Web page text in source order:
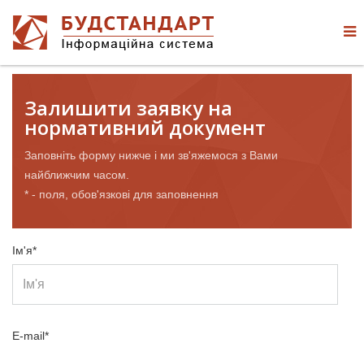
Залишити заявку на
нормативний документ
Заповніть форму нижче і ми зв'яжемося з Вами
найближчим часом.
* - поля, обов'язкові для заповнення
Ім'я*
E-mail*